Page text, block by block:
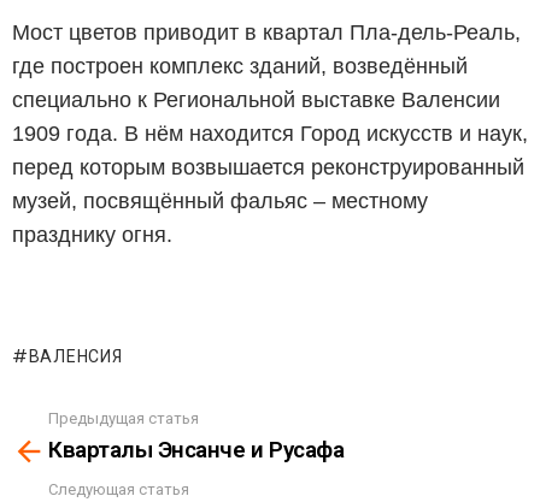
Мост цветов приводит в квартал Пла-дель-Реаль,
где построен комплекс зданий, возведённый
специально к Региональной выставке Валенсии
1909 года. В нём находится Город искусств и наук,
перед которым возвышается реконструированный
музей, посвящённый фальяс – местному
празднику огня.
ВАЛЕНСИЯ
See
more
Предыдущая статья
Кварталы Энсанче и Русафа
Следующая статья